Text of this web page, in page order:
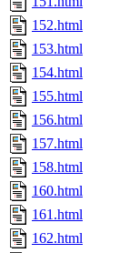
152.html
153.html
154.html
155.html
156.html
157.html
158.html
160.html
161.html
162.html